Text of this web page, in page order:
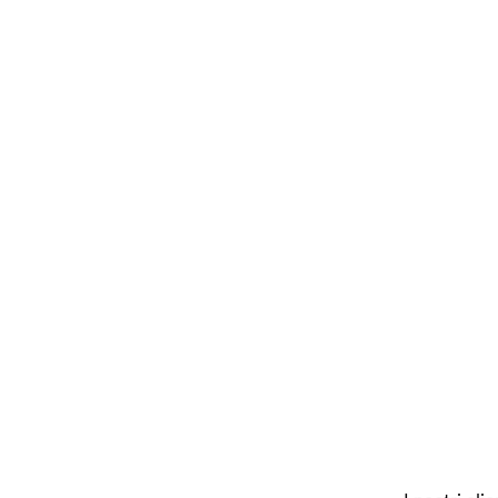
Per alcuni prodotti si applica un costo iniziale
è necessario per coprire le spese del setup